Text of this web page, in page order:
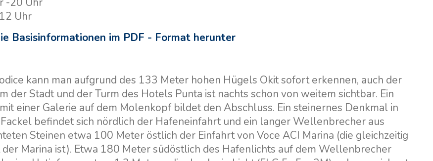
Uhr
Basisinformationen im PDF - Format herunter
kann man aufgrund des 133 Meter hohen Hügels Okit sofort erkennen, auch der
der Stadt und der Turm des Hotels Punta ist nachts schon von weitem sichtbar. Ein
einer Galerie auf dem Molenkopf bildet den Abschluss. Ein steinernes Denkmal in
befindet sich nördlich der Hafeneinfahrt und ein langer Wellenbrecher aus
Steinen etwa 100 Meter östlich der Einfahrt von Voce ACI Marina (die gleichzeitig
der Marina ist). Etwa 180 Meter südöstlich des Hafenlichts auf dem Wellenbrecher